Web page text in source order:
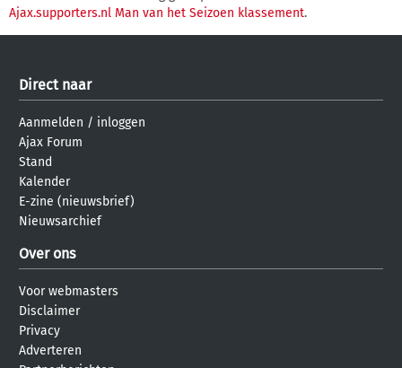
Ajax.supporters.nl Man van het Seizoen klassement.
Direct naar
Aanmelden / inloggen
Ajax Forum
Stand
Kalender
E-zine (nieuwsbrief)
Nieuwsarchief
Over ons
Voor webmasters
Disclaimer
Privacy
Adverteren